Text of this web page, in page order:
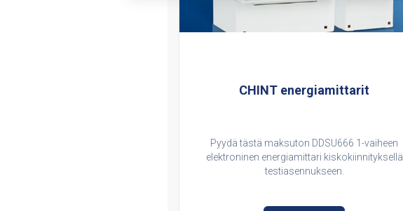
CHINT energiamittarit
Pyydä tästä maksuton DDSU666 1-vaiheen
elektroninen energiamittari kiskokiinnityksellä
testiasennukseen.